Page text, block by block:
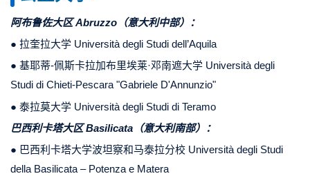
阿布鲁佐大区 Abruzzo（意大利中部）：
● 拉奎拉大学 Università degli Studi dell’Aquila
● 基耶蒂-佩斯卡拉加布里埃莱·邓南遮大学 Università degli
Studi di Chieti-Pescara "Gabriele D'Annunzio"
● 泰拉莫大学 Università degli Studi di Teramo
巴西利卡塔大区Basilicata （意大利南部）：
● 巴西利卡塔大学波坦察和马泰拉分校 Università degli Studi
della Basilicata – Potenza e Matera